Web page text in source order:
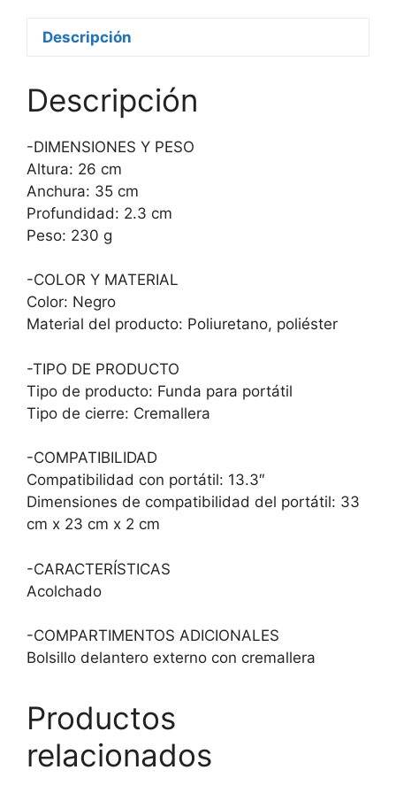
Descripción
Descripción
-DIMENSIONES Y PESO
Altura: 26 cm
Anchura: 35 cm
Profundidad: 2.3 cm
Peso: 230 g
-COLOR Y MATERIAL
Color: Negro
Material del producto: Poliuretano, poliéster
-TIPO DE PRODUCTO
Tipo de producto: Funda para portátil
Tipo de cierre: Cremallera
-COMPATIBILIDAD
Compatibilidad con portátil: 13.3″
Dimensiones de compatibilidad del portátil: 33
cm x 23 cm x 2 cm
-CARACTERÍSTICAS
Acolchado
-COMPARTIMENTOS ADICIONALES
Bolsillo delantero externo con cremallera
Productos
relacionados